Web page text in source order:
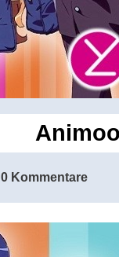
0 Kommentare